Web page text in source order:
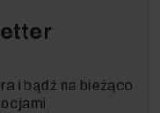
i bądź na bieżąco